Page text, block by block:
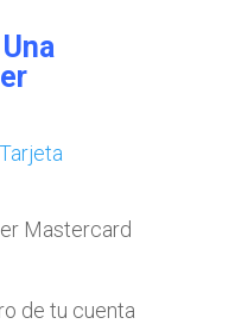
Mastercard
de tu cuenta